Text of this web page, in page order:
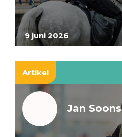
9 juni 2026
Artikel
Jan Soons